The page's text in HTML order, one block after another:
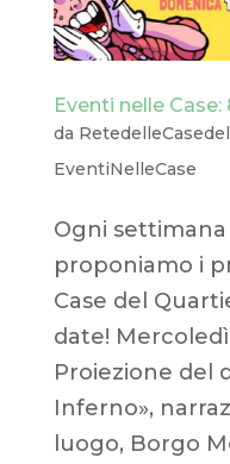
Eventi nelle
da
EventiNelleCase
Ogni
proponiamo i
Case del
date!
Proiezione del
Inferno»,
luogo, Borgo